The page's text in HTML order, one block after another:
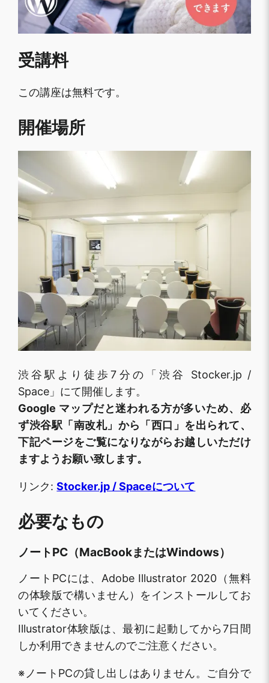
受講料
この講座は無料です。
開催場所
渋谷駅より徒歩7分の「渋谷 Stocker.jp /
Space」にて開催します。
Google マップだと迷われる方が多いため、必
ず渋谷駅「南改札」から「西口」を出られて、
下記ページをご覧になりながらお越しいただけ
ますようお願い致します。
リンク:Stocker.jp / Spaceについて
必要なもの
ノートPC（MacBookまたはWindows）
ノートPCには、Adobe Illustrator 2020（無料
の体験版で構いません）をインストールしてお
いてください。
Illustrator体験版は、最初に起動してから7日間
しか利用できませんのでご注意ください。
※ノートPCの貸し出しはありません。ご自分で